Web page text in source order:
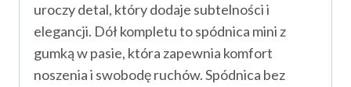
uroczy detal, który dodaje subtelności i
elegancji. Dół kompletu to spódnica mini z
gumką w pasie, która zapewnia komfort
noszenia i swobodę ruchów. Spódnica bez